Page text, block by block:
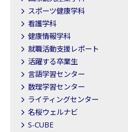
スポーツ健康学科
看護学科
健康情報学科
就職活動支援レポート
活躍する卒業生
言語学習センター
数理学習センター
ライティングセンター
名桜ウェルナビ
S-CUBE